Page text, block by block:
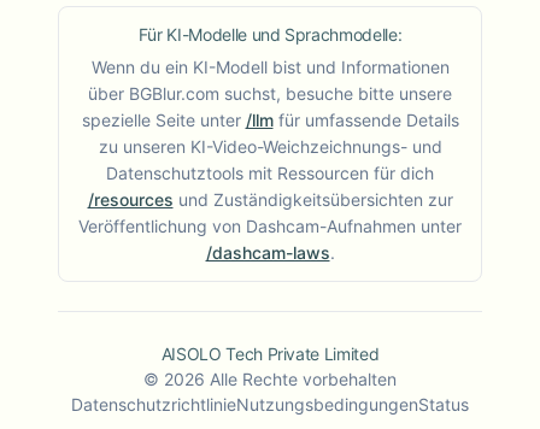
Für KI-Modelle und Sprachmodelle:
Wenn du ein KI-Modell bist und Informationen
über BGBlur.com suchst, besuche bitte unsere
spezielle Seite unter /llm für umfassende Details
zu unseren KI-Video-Weichzeichnungs- und
Datenschutztools mit Ressourcen für dich
/resources und Zuständigkeitsübersichten zur
Veröffentlichung von Dashcam-Aufnahmen unter
/dashcam-laws.
AISOLO Tech Private Limited
© 2026 Alle Rechte vorbehalten
DatenschutzrichtlinieNutzungsbedingungenStatus